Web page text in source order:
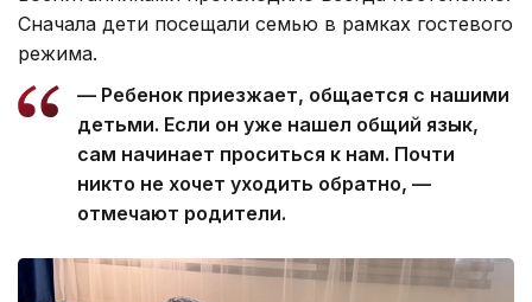
Сначала дети посещали семью в рамках гостевого
режима.
— Ребенок приезжает, общается с нашими
детьми. Если он уже нашел общий язык,
сам начинает проситься к нам. Почти
никто не хочет уходить обратно, —
отмечают родители.